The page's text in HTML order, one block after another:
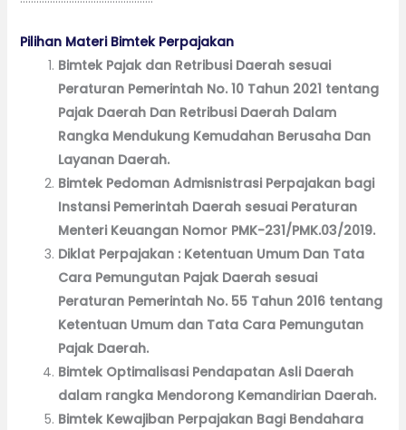
Pilihan Materi Bimtek Perpajakan
Bimtek Pajak dan Retribusi Daerah sesuai
Peraturan Pemerintah No. 10 Tahun 2021 tentang
Pajak Daerah Dan Retribusi Daerah Dalam
Rangka Mendukung Kemudahan Berusaha Dan
Layanan Daerah.
Bimtek Pedoman Admisnistrasi Perpajakan bagi
Instansi Pemerintah Daerah sesuai Peraturan
Menteri Keuangan Nomor PMK-231/PMK.03/2019.
Diklat Perpajakan : Ketentuan Umum Dan Tata
Cara Pemungutan Pajak Daerah sesuai
Peraturan Pemerintah No. 55 Tahun 2016 tentang
Ketentuan Umum dan Tata Cara Pemungutan
Pajak Daerah.
Bimtek Optimalisasi Pendapatan Asli Daerah
dalam rangka Mendorong Kemandirian Daerah.
Bimtek Kewajiban Perpajakan Bagi Bendahara